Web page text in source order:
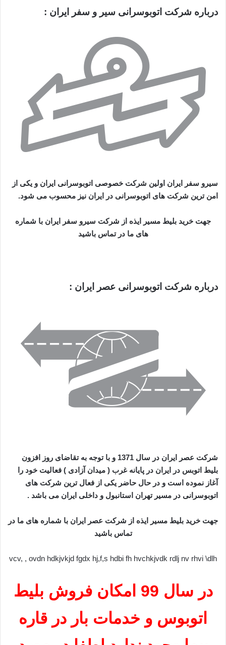
درباره شرکت اتوبوسرانی سیر و سفر ایران :
سیرو سفر ایران اولین شرکت خصوصی اتوبوسرانی ایران و یکی از
امن ترین شرکت های اتوبوسرانی در ایران نیز محسوب می شود.
جهت خرید بلیط مسیر ایذه از شرکت سیرو سفر ایران با شماره
های ما در تماس باشید
درباره شرکت اتوبوسرانی عصر ایران :
شرکت عصر ایران در سال 1371 و با توجه به تقاضای روز افزون
بلیط اتوبس در ایران در پایانه غرب ( میدان آزادی ) فعالیت خود را
آغاز نموده است و در حال حاضر یکی از فعال ترین شرکت های
اتوبوسرانی در مسیر تهران استانبول و داخلی ایران می باشد .
جهت خرید بلیط مسیر ایذه از شرکت عصر ایران با شماره های ما در
تماس باشید
vcv, , ovdn hdkjvkjd fgdx hj,f,s hdbi fh hvchkjvdk rdlj nv rhvi \dlh
در سال 99 امکان فروش بلیط
اتوبوس و خدمات بار در قاره